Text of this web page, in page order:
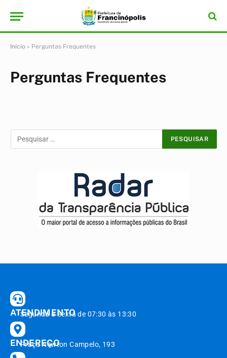
Início » Perguntas Frequentes
Perguntas Frequentes
ATENDIMENTO
Segunda à Sexta de 07:30 às 13:30
ENDEREÇO
Praça Newton Campelo, 193